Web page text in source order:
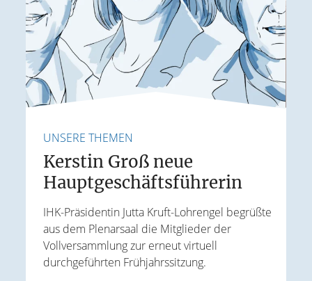
UNSERE THEMEN
Kerstin Groß neue
Hauptgeschäftsführerin
IHK-Präsidentin Jutta Kruft-Lohrengel begrüßte
aus dem Plenarsaal die Mitglieder der
Vollversammlung zur erneut virtuell
durchgeführten Frühjahrssitzung.